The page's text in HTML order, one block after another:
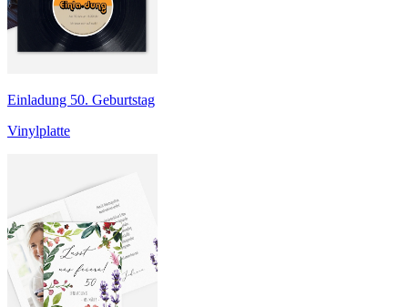
Einladung 50. Geburtstag
Vinylplatte